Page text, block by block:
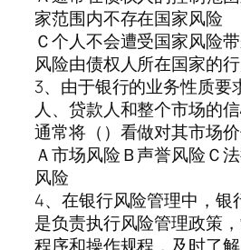
家范围内不存在国家风险
Ｃ个人不会遭受国家风险
风险由债权人所在国家的
3、由于银行的业务性质要
人、贷款人和整个市场的
通常将（）看做对其市场价
Ａ市场风险Ｂ声誉风险Ｃ
风险
4、在银行风险管理中，银
是负责执行风险管理政策